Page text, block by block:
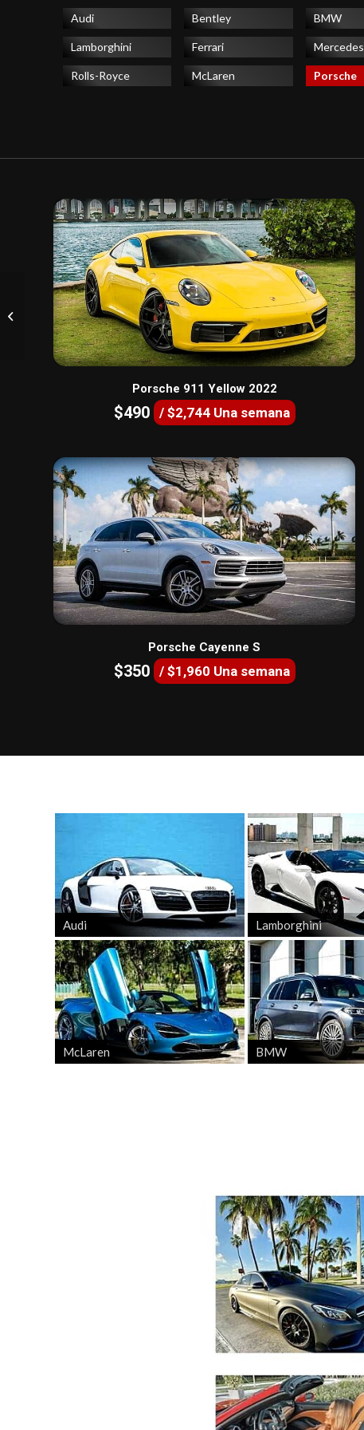
Audi
Lamborghini
Rolls-Royce
Bentley
Ferrari
McLaren
BMW
Mercedes
Porsche
Porsche 911 Yellow 2022
$490 / $2,744 Una semana
Porsche Cayenne S
$350 / $1,960 Una semana
Audi Lamborghini
McLaren BMW
McLaren 650S Spider